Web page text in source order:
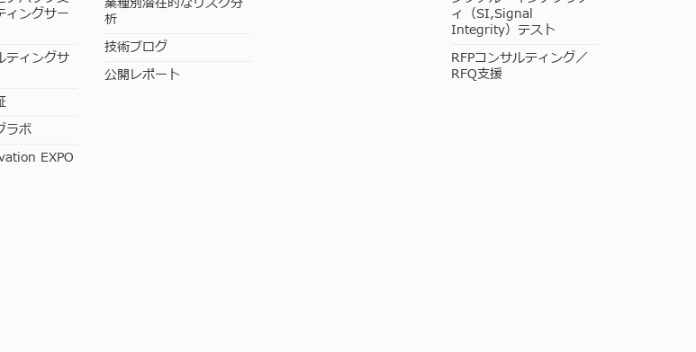
ィングサー
ティングサ
ラボ
EXPO
析
技術ブログ
公開レポート
ィ（SI,Signal
Integrity）テスト
RFPコンサルティング／
RFQ支援